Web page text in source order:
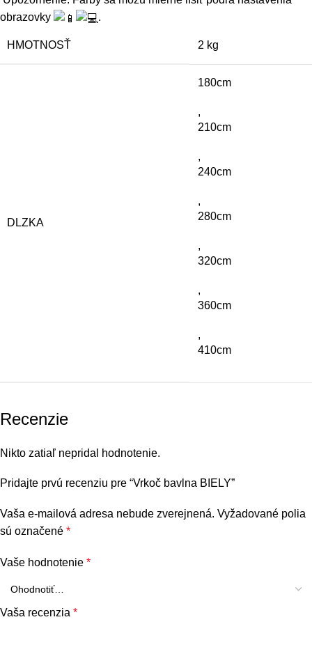
obrazovky
.
HMOTNOSŤ 2 kg
DLZKA
180cm
,
210cm
,
240cm
,
280cm
,
320cm
,
360cm
,
410cm
Recenzie
Nikto zatiaľ nepridal hodnotenie.
Pridajte prvú recenziu pre “Vrkoč bavlna BIELY”
Vaša e-mailová adresa nebude zverejnená. Vyžadované polia
sú označené *
Vaše hodnotenie *
Vaša recenzia *